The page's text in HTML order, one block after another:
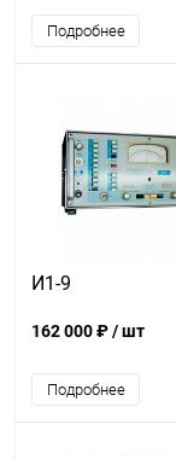
Подробнее
И1-9
162 000 ₽/ шт
Подробнее